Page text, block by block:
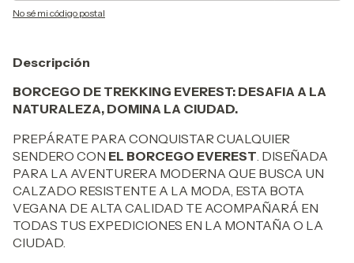
No sé mi código postal
Descripción
BORCEGO DE TREKKING EVEREST: DESAFIA A LA
NATURALEZA, DOMINA LA CIUDAD.
PREPÁRATE PARA CONQUISTAR CUALQUIER
SENDERO CON EL BORCEGO EVEREST . DISEÑADA
PARA LA AVENTURERA MODERNA QUE BUSCA UN
CALZADO RESISTENTE A LA MODA, ESTA BOTA
VEGANA DE ALTA CALIDAD TE ACOMPAÑARÁ EN
TODAS TUS EXPEDICIONES EN LA MONTAÑA O LA
CIUDAD.